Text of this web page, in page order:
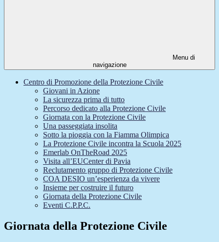
Menu di
navigazione
Centro di Promozione della Protezione Civile
Giovani in Azione
La sicurezza prima di tutto
Percorso dedicato alla Protezione Civile
Giornata con la Protezione Civile
Una passeggiata insolita
Sotto la pioggia con la Fiamma Olimpica
La Protezione Civile incontra la Scuola 2025
Emerlab OnTheRoad 2025
Visita all’EUCenter di Pavia
Reclutamento gruppo di Protezione Civile
COA DESIO un’esperienza da vivere
Insieme per costruire il futuro
Giornata della Protezione Civile
Eventi C.P.P.C.
Giornata della Protezione Civile